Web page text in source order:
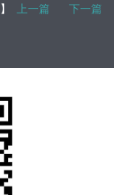
】 上一篇 下一篇